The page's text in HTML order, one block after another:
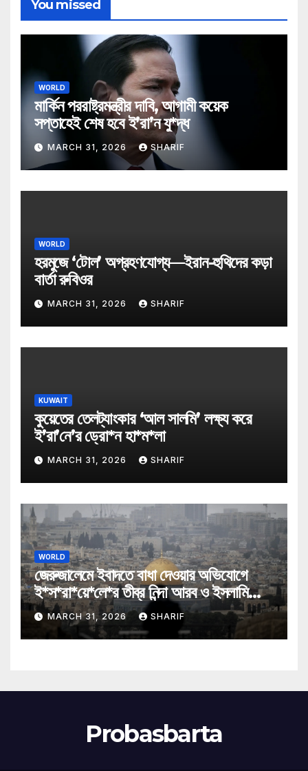
You missed
WORLD
মার্কিন পররাষ্ট্রমন্ত্রীর দাবি, আগামী কয়েক
সপ্তাহেই শেষ হবে ই’রা’ন যু*দ্ধ
MARCH 31, 2026 SHARIF
WORLD
হরমুজে ‘টোল’ অগ্রহণযোগ্য—ইরান-হুথিদের কড়া
বার্তা রুবিওর
MARCH 31, 2026 SHARIF
KUWAIT
কুয়েতের তেলট্যাংকার ‘আল সালমি’ লক্ষ্য করে
ই’রা’নে’র ড্রো*ন হা*ম*লা
MARCH 31, 2026 SHARIF
WORLD
জেরুজালেমে ইবাদতে বাধা দেওয়ার অভিযোগে
ই*স*রা*য়ে*লে*র তীব্র নিন্দা আরব ও ইসলামি
মন্ত্রীদের
MARCH 31, 2026 SHARIF
Probasbarta